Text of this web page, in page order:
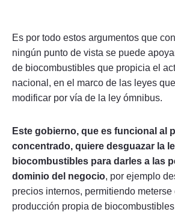
Es por todo estos argumentos que
ningún punto de vista se puede
de biocombustibles que propicia el
nacional, en el marco de las leyes
modificar por vía de la ley ómnibus.
Este gobierno, que es funcional al
concentrado, quiere desguazar la
biocombustibles para darles a las
dominio del negocio, por ejemplo
precios internos, permitiendo
producción propia de